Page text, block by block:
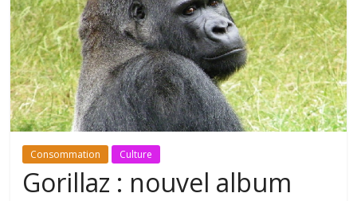
Consommation Culture
Gorillaz : nouvel album